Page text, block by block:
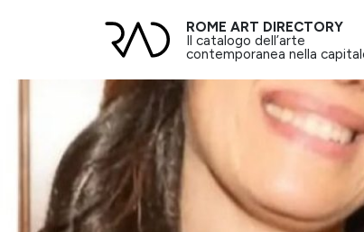
ROME ART DIRECTORY
Il catalogo dell’arte
contemporanea nella